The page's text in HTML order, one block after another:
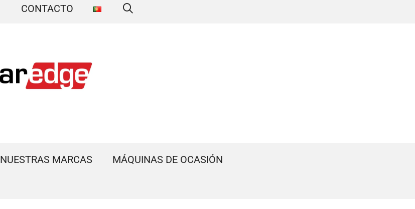
CONTACTO
NUESTRAS MARCAS
MÁQUINAS DE OCASIÓN